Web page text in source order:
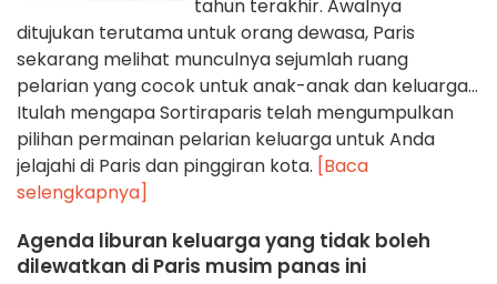
tahun terakhir. Awalnya
ditujukan terutama untuk orang dewasa, Paris
sekarang melihat munculnya sejumlah ruang
pelarian yang cocok untuk anak-anak dan keluarga...
Itulah mengapa Sortiraparis telah mengumpulkan
pilihan permainan pelarian keluarga untuk Anda
jelajahi di Paris dan pinggiran kota. [Baca
selengkapnya]
Agenda liburan keluarga yang tidak boleh
dilewatkan di Paris musim panas ini